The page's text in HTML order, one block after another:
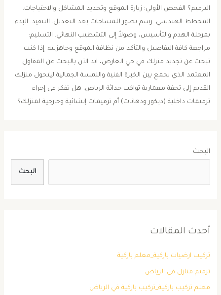
الترميم؟ ​الفحص الأولي: زيارة الموقع وتحديد المشاكل والاحتياجات. ​
المخطط الهندسي: رسم تصور للمساحات بعد التعديل. ​التنفيذ: البدء
بمرحلة الهدم والتأسيس، وصولاً إلى التشطيب النهائي. ​التسليم:
مراجعة كافة التفاصيل والتأكد من نظافة الموقع وجاهزيته. ​إذا كنت
تبحث عن تجديد منزلك في حي العارض، ابد الآن بالبحث عن المقاول
المعتمد الذي يجمع بين الخبرة الفنية واللمسة الجمالية ليتحول منزلك
القديم إلى تحفة معمارية تواكب حداثة الرياض. ​هل تفكر في إجراء
ترميمات داخلية (ديكور ودهانات) أم ترميمات إنشائية وخارجية لمنزلك؟
البحث
البحث
أحدث المقالات
تركيب ارضيات باركية_معلم باركية
ترميم منازل في الرياض
معلم تركيب باركية_تركيب باركية في الرياض